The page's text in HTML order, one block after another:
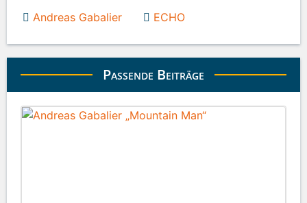
Andreas Gabalier ECHO
Passende Beiträge